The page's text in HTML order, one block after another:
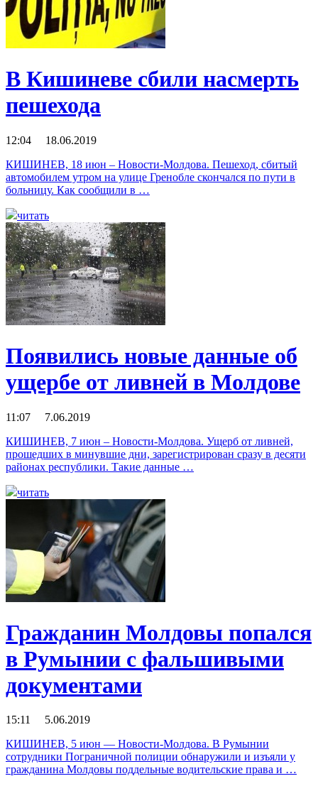
В Кишиневе сбили насмерть
пешехода
12:04 18.06.2019
КИШИНЕВ, 18 июн – Новости-Молдова. Пешеход, сбитый
автомобилем утром на улице Гренобле скончался по пути в
больницу. Как сообщили в …
читать
Появились новые данные об
ущербе от ливней в Молдове
11:07 7.06.2019
КИШИНЕВ, 7 июн – Новости-Молдова. Ущерб от ливней,
прошедших в минувшие дни, зарегистрирован сразу в десяти
районах республики. Такие данные …
читать
Гражданин Молдовы попался
в Румынии с фальшивыми
документами
15:11 5.06.2019
КИШИНЕВ, 5 июн — Новости-Молдова. В Румынии
сотрудники Пограничной полиции обнаружили и изъяли у
гражданина Молдовы поддельные водительские права и …